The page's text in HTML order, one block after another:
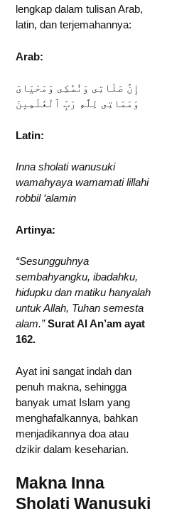
lengkap dalam tulisan Arab,
latin, dan terjemahannya:
Arab:
إِنَّ صَلَاتِى وَنُسُكِى وَمَحْيَاىَ
وَمَمَاتِى لِلَّهِ رَبِّ ٱلْعَٰلَمِينَ
Latin:
Inna sholati wanusuki
wamahyaya wamamati lillahi
robbil ‘alamin
Artinya:
“Sesungguhnya
sembahyangku, ibadahku,
hidupku dan matiku hanyalah
untuk Allah, Tuhan semesta
alam.”Surat Al An’am ayat
162.
Ayat ini sangat indah dan
penuh makna, sehingga
banyak umat Islam yang
menghafalkannya, bahkan
menjadikannya doa atau
dzikir dalam keseharian.
Makna Inna
Sholati Wanusuki